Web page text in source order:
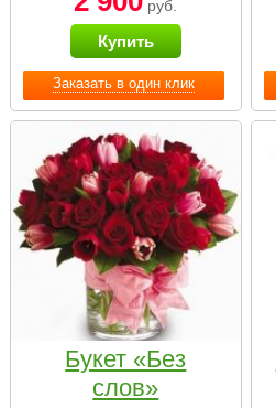
Заказать в один клик
руб.
Купить
Букет «Без
слов»